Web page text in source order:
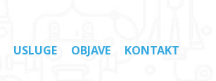
USLUGE OBJAVE KONTAKT